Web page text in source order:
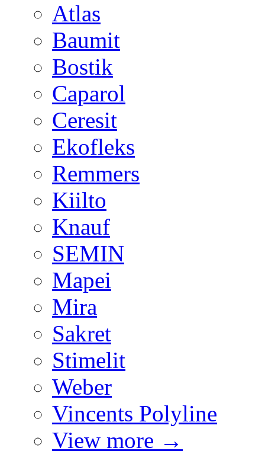
Atlas
Baumit
Bostik
Caparol
Ceresit
Ekofleks
Remmers
Kiilto
Knauf
SEMIN
Mapei
Mira
Sakret
Stimelit
Weber
Vincents Polyline
View more →